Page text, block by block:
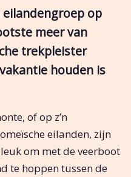
op
meer van
trekpleister
houden is
of op z’n
eilanden, zijn
om met de veerboot
te hoppen tussen de